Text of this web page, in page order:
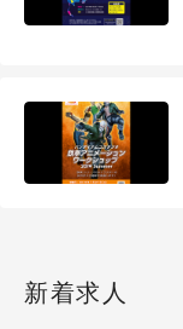
新着求人